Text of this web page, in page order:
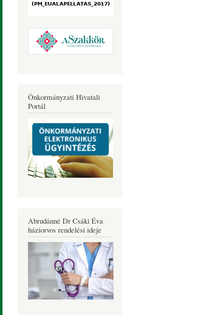
Önkormányzati Hivatali
Portál
Abrudánné Dr Csáki Éva
háziorvos rendelési ideje